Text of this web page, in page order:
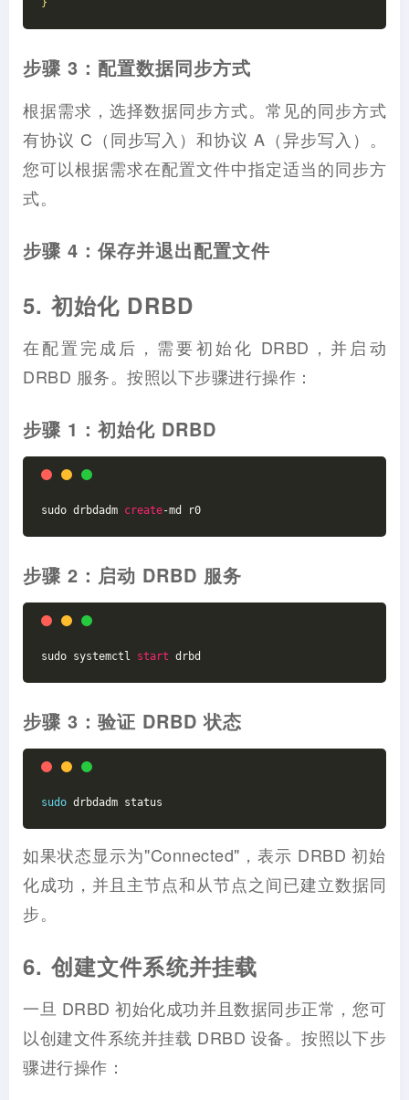
步骤 3：配置数据同步方式
根据需求，选择数据同步方式。常见的同步方式
有协议 C（同步写入）和协议 A（异步写入）。
您可以根据需求在配置文件中指定适当的同步方
式。
步骤 4：保存并退出配置文件
5. 初始化 DRBD
在配置完成后，需要初始化 DRBD，并启动
DRBD 服务。按照以下步骤进行操作：
步骤 1：初始化 DRBD
sudo drbdadm create-md r0
步骤 2：启动 DRBD 服务
sudo systemctl start drbd
步骤 3：验证 DRBD 状态
sudo drbdadm status
如果状态显示为"Connected"，表示 DRBD 初始
化成功，并且主节点和从节点之间已建立数据同
步。
6. 创建文件系统并挂载
一旦 DRBD 初始化成功并且数据同步正常，您可
以创建文件系统并挂载 DRBD 设备。按照以下步
骤进行操作：